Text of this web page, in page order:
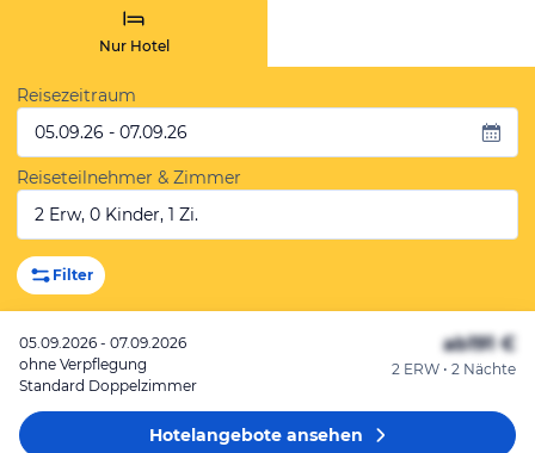
Nur Hotel
Reisezeitraum
05.09.26 - 07.09.26
Reiseteilnehmer & Zimmer
2 Erw, 0 Kinder, 1 Zi.
Filter
05.09.2026 - 07.09.2026
ohne Verpflegung
Standard Doppelzimmer
ab191 €
2 ERW • 2 Nächte
Hotelangeboteansehen